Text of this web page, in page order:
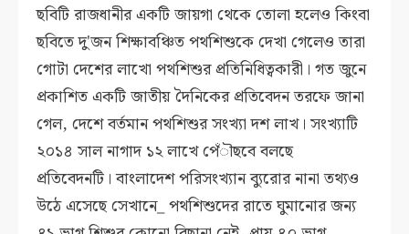
ছবিটি রাজধানীর একটি জায়গা থেকে তোলা হলেও কিংবা
ছবিতে দু'জন শিক্ষাবঞ্চিত পথশিশুকে দেখা গেলেও তারা
গোটা দেশের লাখো পথশিশুর প্রতিনিধিত্বকারী। গত জুনে
প্রকাশিত একটি জাতীয় দৈনিকের প্রতিবেদন তরফে জানা
গেল, দেশে বর্তমান পথশিশুর সংখ্যা দশ লাখ। সংখ্যাটি
২০১৪ সাল নাগাদ ১২ লাখে পেঁৗছবে বলছে
প্রতিবেদনটি। বাংলাদেশ পরিসংখ্যান ব্যুরোর নানা তথ্যও
উঠে এসেছে সেখানে_ পথশিশুদের রাতে ঘুমানোর জন্য